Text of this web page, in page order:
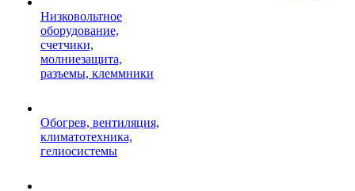
Низковольтное
оборудование,
счетчики,
молниезащита,
разъемы, клеммники
Обогрев, вентиляция,
климатотехника,
гелиосистемы